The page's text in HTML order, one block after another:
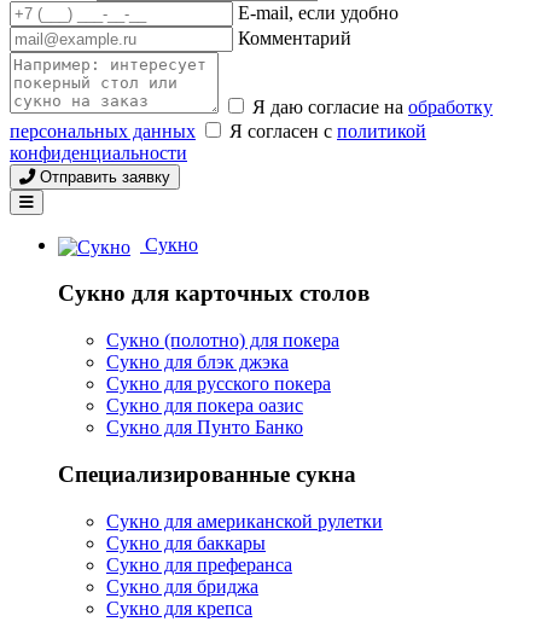
E-mail, если удобно
Комментарий
Я даю согласие на обработку
персональных данных
Я согласен с политикой
конфиденциальности
Отправить заявку
Сукно
Сукно для карточных столов
Сукно (полотно) для покера
Сукно для блэк джэка
Сукно для русского покера
Сукно для покера оазис
Сукно для Пунто Банко
Специализированные сукна
Сукно для американской рулетки
Сукно для баккары
Сукно для преферанса
Сукно для бриджа
Сукно для крепса